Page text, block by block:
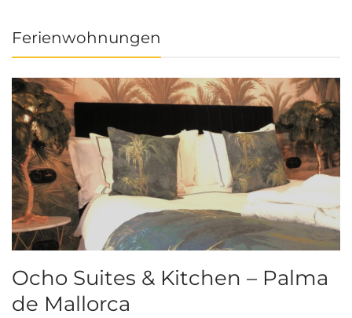
Ferienwohnungen
Ocho Suites & Kitchen – Palma
de Mallorca